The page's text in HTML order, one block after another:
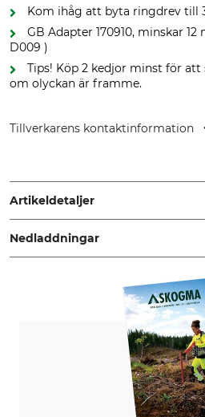
Kom ihåg att byta ringdrev till
GB Adapter 170910, minskar
D009 )
Tips! Köp 2 kedjor minst för
om olyckan är framme.
Tillverkarens kontaktinformation
www.grube.de
Artikeldetaljer
Delning
3/8"LP
63
Drivlänkstjocklek/spårbredd
Antal tänder noshjul
Nedladdningar
Andra dokument | GB_Harvester_SNH-